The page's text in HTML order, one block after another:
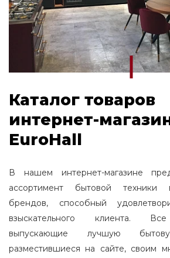
Каталог товаров
интернет-
EuroHall
В нашем интернет-магазине
ассортимент бытовой техники
брендов, способный
взыскательного клиента.
выпускающие лучшую
разместившиеся на сайте, своим